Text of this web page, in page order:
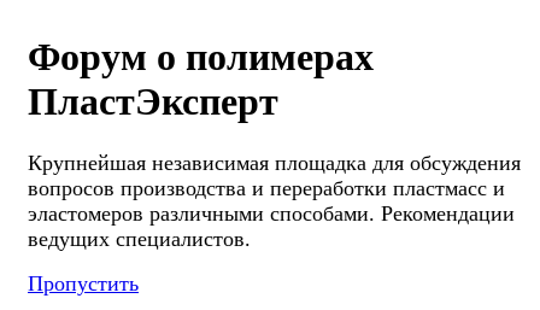
Форум о полимерах
ПластЭксперт
Крупнейшая независимая площадка для обсуждения
вопросов производства и переработки пластмасс и
эластомеров различными способами. Рекомендации
ведущих специалистов.
Пропустить